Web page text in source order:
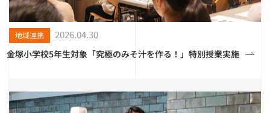
地域連携 2026.04.30
金塚小学校5年生対象「究極のみそ汁を作る！」特別授業実施